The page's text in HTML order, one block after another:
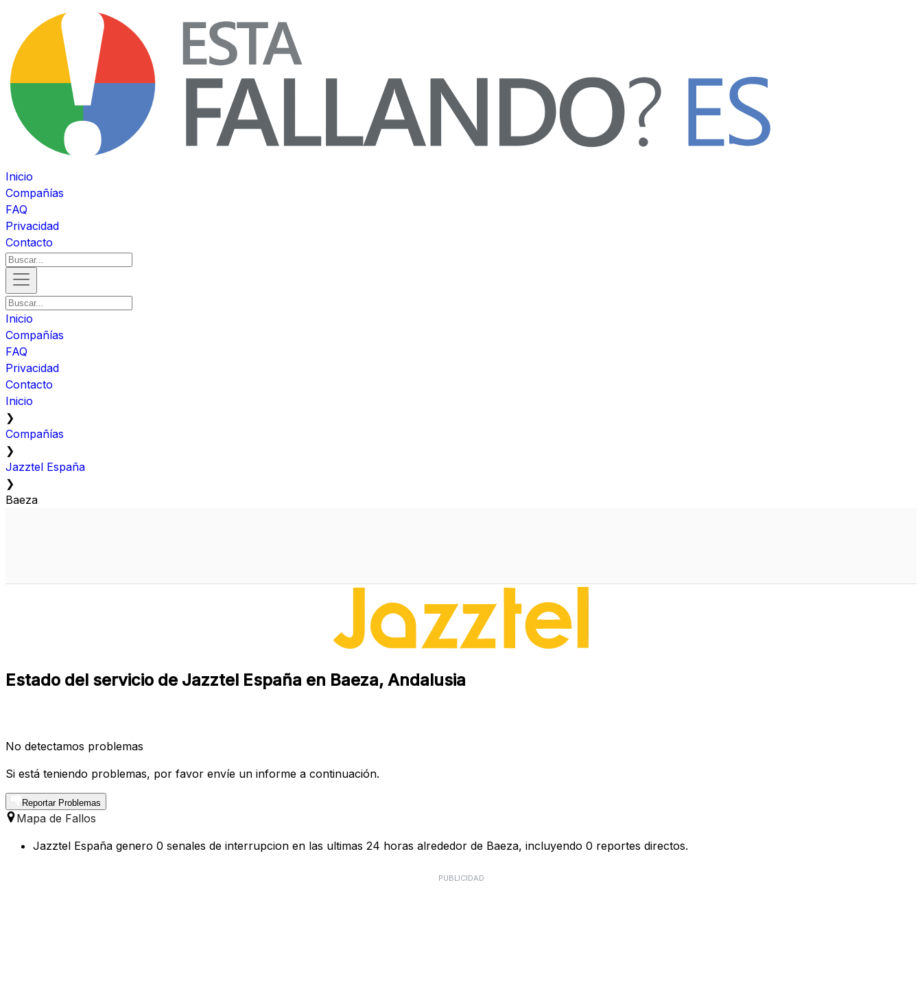
Inicio
Compañías
FAQ
Privacidad
Contacto
Inicio
Compañías
FAQ
Privacidad
Contacto
Inicio
❯
Compañías
❯
Jazztel España
❯
Baeza
Estado del servicio de Jazztel España en Baeza, Andalusia
No detectamos problemas
Si está teniendo problemas, por favor envíe un informe a continuación.
Reportar Problemas
Mapa de Fallos
Jazztel España genero 0 senales de interrupcion en las ultimas 24 horas alrededor de Baeza, incluyendo 0 reportes directos.
PUBLICIDAD